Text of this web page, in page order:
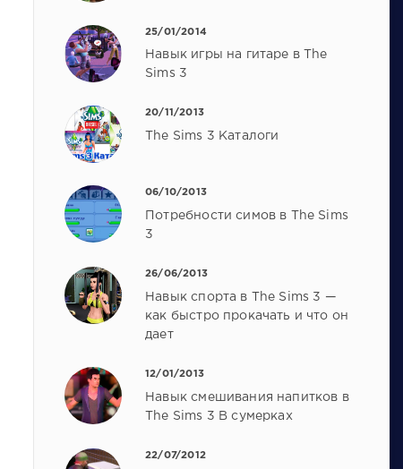
25/01/2014
Навык игры на гитаре в The
Sims 3
20/11/2013
The Sims 3 Каталоги
06/10/2013
Потребности симов в The Sims
3
26/06/2013
Навык спорта в The Sims 3 —
как быстро прокачать и что он
дает
12/01/2013
Навык смешивания напитков в
The Sims 3 В сумерках
22/07/2012